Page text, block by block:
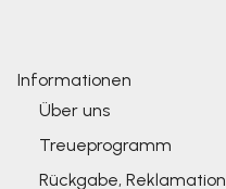
Informationen
Über uns
Treueprogramm
Rückgabe, Reklamation